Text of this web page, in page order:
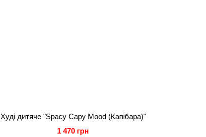
Худі дитяче "Spacy Capy Mood (Капібара)"
1 470 грн